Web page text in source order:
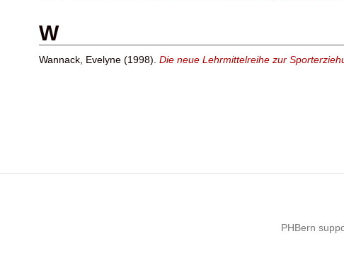
W
Wannack, Evelyne (1998). Die neue Lehrmittelreihe zur
PHBern